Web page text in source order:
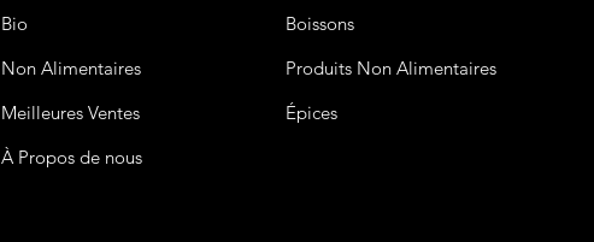
Bio
Non Alimentaires
Meilleures Ventes
À Propos de nous
Boissons
Produits Non Alimentaires
Épices